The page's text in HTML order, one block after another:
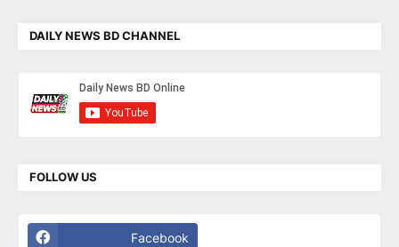
DAILY NEWS BD CHANNEL
FOLLOW US
Facebook